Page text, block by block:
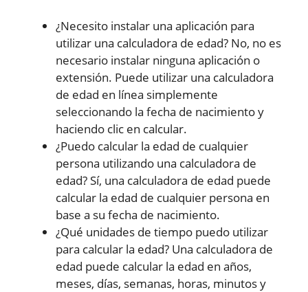
¿Necesito instalar una aplicación para
utilizar una calculadora de edad? No, no es
necesario instalar ninguna aplicación o
extensión. Puede utilizar una calculadora
de edad en línea simplemente
seleccionando la fecha de nacimiento y
haciendo clic en calcular.
¿Puedo calcular la edad de cualquier
persona utilizando una calculadora de
edad? Sí, una calculadora de edad puede
calcular la edad de cualquier persona en
base a su fecha de nacimiento.
¿Qué unidades de tiempo puedo utilizar
para calcular la edad? Una calculadora de
edad puede calcular la edad en años,
meses, días, semanas, horas, minutos y